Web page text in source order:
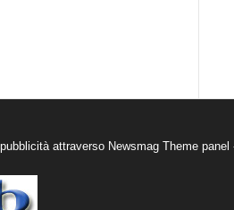
attraverso Newsmag Theme